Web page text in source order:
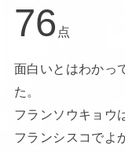
76 点
面白いとはわかっ
た。
フランソウキョウ
フランシスコでよ